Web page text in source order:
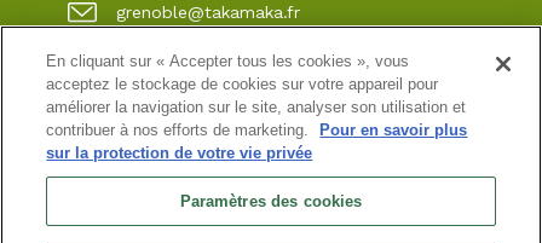
grenoble@takamaka.fr
04 80 42 00 70
1 quai de créqui 38000 GRENOBLE
Site classique-Mon compte-Informations pratiques-
Conditions générales de vente
Newsletter
légales-Données personnelles
En cliquant sur « Accepter tous les cookies », vous
acceptez le stockage de cookies sur votre appareil pour
améliorer la navigation sur le site, analyser son utilisation et
contribuer à nos efforts de marketing.
Pour en savoir plus
sur la protection de votre vie privée
Paramètres des cookies